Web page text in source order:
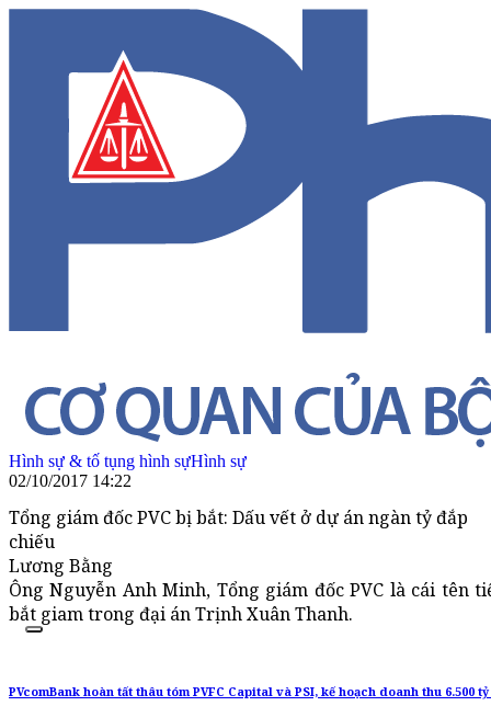
Hình sự & tố tụng hình sựHình sự
02/10/2017 14:22
Tổng giám đốc PVC bị bắt: Dấu vết ở dự án ngàn tỷ đắp
chiếu
Lương Bằng
Ông Nguyễn Anh Minh, Tổng giám đốc PVC là cái tên
bắt giam trong đại án Trịnh Xuân Thanh.
PVcomBank hoàn tất thâu tóm PVFC Capital và PSI, kế hoạch doanh thu 6.500